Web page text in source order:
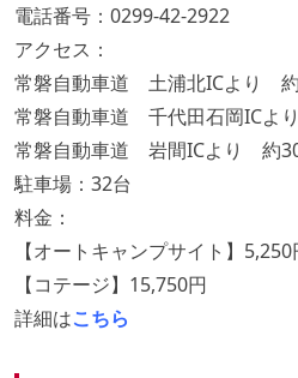
電話番号：0299-42-2922
アクセス：
常磐自動車道 土浦北ICより
常磐自動車道 千代田石岡ICよ
常磐自動車道 岩間ICより 約
駐車場：32台
料金：
【オートキャンプサイト】5,250
【コテージ】15,750円
詳細はこちら